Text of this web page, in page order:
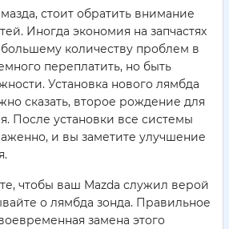
стоит обратить внимание
Иногда экономия на запчастях
количеству проблем в
переплатить, но быть
Установка нового лямбда
сказать, второе рождение для
После установки все системы
и вы заметите улучшение
чтобы ваш Mazda служил верой
о лямбда зонда. Правильное
замена этого